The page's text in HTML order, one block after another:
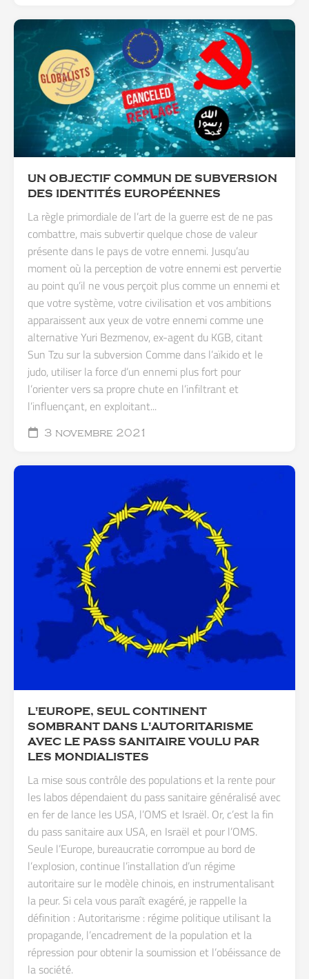
UN OBJECTIF COMMUN DE SUBVERSION
DES IDENTITÉS EUROPÉENNES
La règle primordiale de l’art de la guerre est de ne pas
combattre, mais subvertir quelque chose de valeur
présente dans le pays de votre ennemi. Jusqu’au
moment où la perception de votre ennemi est pervertie
au point qu’il ne vous perçoit plus comme un ennemi et
que votre système, votre civilisation et vos ambitions
apparaissent aux yeux de votre ennemi comme une
alternative Yuri Bezmenov, ex-agent du KGB, citant
Sun Tzu sur la subversion Comme dans l’aïkido et le
judo, utiliser la force d’un ennemi plus fort pour
l’orienter vers sa propre chute en l’infiltrant et
l’influençant, en exploitant...
3 novembre 2021
L'EUROPE, SEUL CONTINENT
SOMBRANT DANS L'AUTORITARISME
AVEC LE PASS SANITAIRE VOULU PAR
LES MONDIALISTES
La mise sous contrôle des populations et la rente pour
les labos dépendaient du pass sanitaire généralisé avec
en fer de lance les USA, l’OMS et Israël. Or, c’est la fin
du pass sanitaire aux USA, en Israël et pour l’OMS.
Seule l’Europe, bureaucratie corrompue au bord de
l’explosion, continue l’installation d’un régime
autoritaire sur le modèle chinois, en instrumentalisant
la peur. Si cela vous paraît exagéré, je rappelle la
définition : Autoritarisme : régime politique utilisant la
propagande, l’encadrement de la population et la
répression pour obtenir la soumission et l’obéissance de
la société.